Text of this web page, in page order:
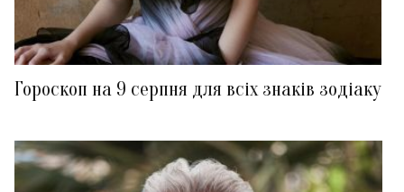
Гороскоп на 9 серпня для всіх знаків зодіаку